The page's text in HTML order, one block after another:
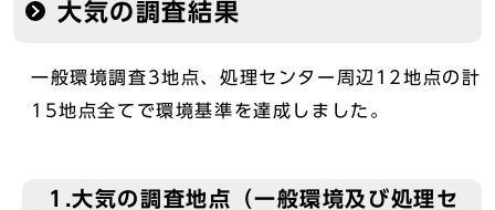
大気の調査結果
一般環境調査3地点、処理センター周辺12地点の計
15地点全てで環境基準を達成しました。
1.大気の調査地点（一般環境及び処理セ